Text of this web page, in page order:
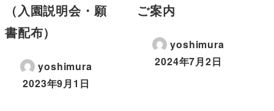
（入園説明会・願
書配布）
yoshimura
2023年9月1日
ご案内
yoshimura
2024年7月2日